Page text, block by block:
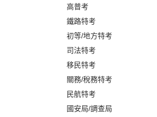
高普考
鐵路特考
初等/地方特考
司法特考
移民特考
關務/稅務特考
民航特考
國安局/調查局